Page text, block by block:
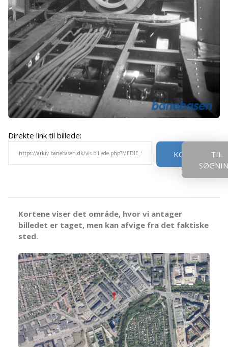
Direkte link til billede:
KOPIER
TIL
Kortene viser det område, hvor vi antager
billedet er taget, men kan afvige fra det faktiske
sted.